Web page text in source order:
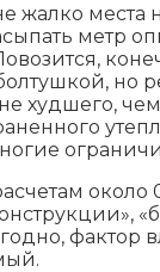
жалко места
метр
но
худшего,
около